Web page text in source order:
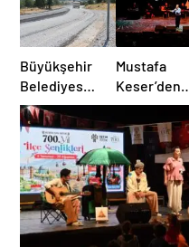
Büyükşehir
Belediyesi
Harmancık’ta
Yolları
Yeniliyor
Mustafa
Keser’den
Müzik Dolu
Gece